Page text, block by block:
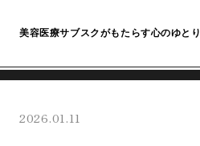
美容医療サブスクがもたらす心のゆとり
2026.01.11